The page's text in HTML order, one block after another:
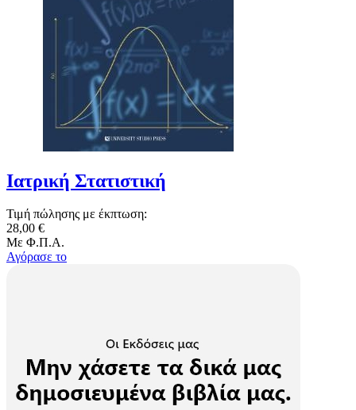
Ιατρική Στατιστική
Τιμή πώλησης με έκπτωση:
28,00 €
Με Φ.Π.Α.
Αγόρασε το